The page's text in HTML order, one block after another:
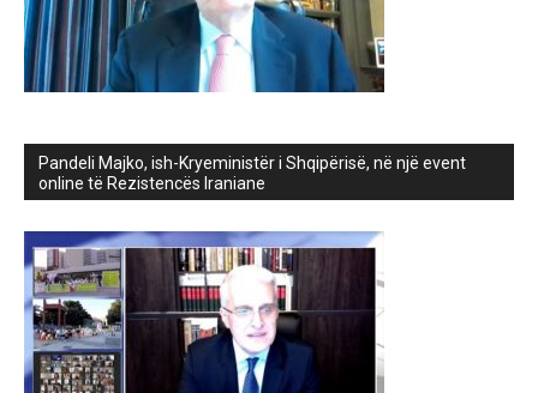
Pandeli Majko, ish-Kryeministër i Shqipërisë, në një event
online të Rezistencës Iraniane